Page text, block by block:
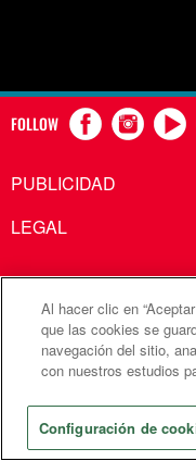
FOLLOW
PUBLICIDAD
LEGAL
Comunicaciones
©2026
Al hacer clic en
que las cookies se
navegación del sitio,
con nuestros estudios
Configuración de